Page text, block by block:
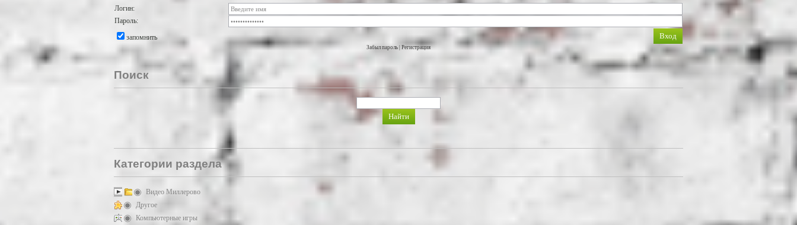
Логин:
Пароль:
запомнить
Забыл пароль Регистрация
Поиск
Категории раздела
Видео Миллерово
Другое
Компьютерные игры